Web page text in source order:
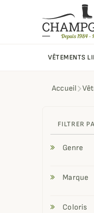
VÊTEMENTS
Accueil
FILTRER
Genre
Marque
Coloris